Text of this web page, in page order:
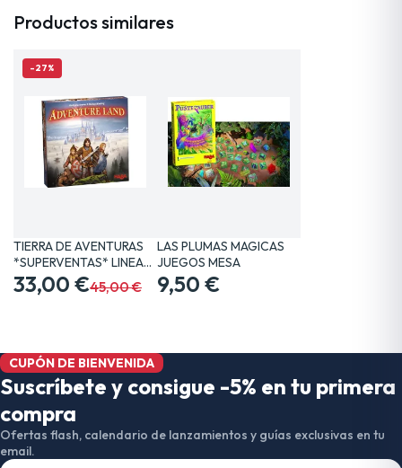
Productos similares
-27%
TIERRA DE AVENTURAS
*SUPERVENTAS* LINEA…
33,00 €45,00 €
LAS PLUMAS MAGICAS
JUEGOS MESA
9,50 €
CUPÓN DE BIENVENIDA
Suscríbete y consigue -5% en tu primera
compra
Ofertas flash, calendario de lanzamientos y guías exclusivas en tu
email.